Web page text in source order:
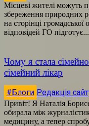
Місцеві жителі можуть
збереження природних
на сторінці громадської
відповідей ГО підготує...
Чому я стала
сімейний лікар
#Блоги Редакція
Привіт! Я Наталія
обирала між
медицину, а тепер